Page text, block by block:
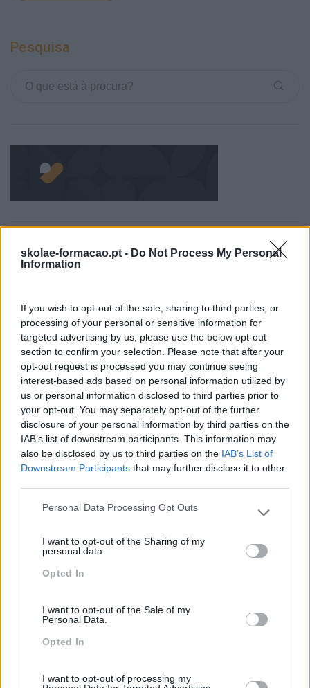
skolae-formacao.pt - Do Not Process My Personal
Information
If you wish to opt-out of the sale, sharing to third parties, or
processing of your personal or sensitive information for
targeted advertising by us, please use the below opt-out
section to confirm your selection. Please note that after your
opt-out request is processed you may continue seeing
interest-based ads based on personal information utilized by
us or personal information disclosed to third parties prior to
your opt-out. You may separately opt-out of the further
disclosure of your personal information by third parties on the
IAB’s list of downstream participants. This information may
also be disclosed by us to third parties on the IAB’s List of
Downstream Participants that may further disclose it to other
Please note that this website/app uses one or more Google
not limited to your visit or usage behaviour. You may click to
grant or deny consent to Google and its third-party tags to
use your data for below specified purposes in below Google
Personal Data Processing Opt Outs
I want to opt-out of the Sharing of my
personal data.
Opted In
I want to opt-out of the Sale of my
Personal Data.
Opted In
I want to opt-out of processing my
Pesquisa
Categorias Blog
Atendimento E Relação Cliente
Comunicação
Cultura
Desenvolvimento
Desenvolvimento De Competências
Entrevista
Expo RH
Interculturalidade
Keep In Mind
Mudança
Perspetivas
Pessoas